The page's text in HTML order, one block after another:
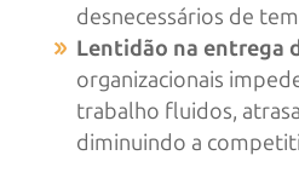
desnecessários de
Lentidão na entrega
organizacionais
trabalho fluidos,
diminuindo a